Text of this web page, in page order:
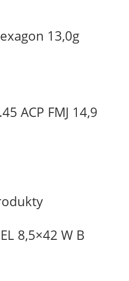
13,0g
ACP FMJ 14,9
8,5×42 W B